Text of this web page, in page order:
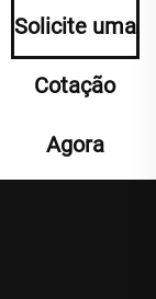
Solicite uma
Cotação
Agora